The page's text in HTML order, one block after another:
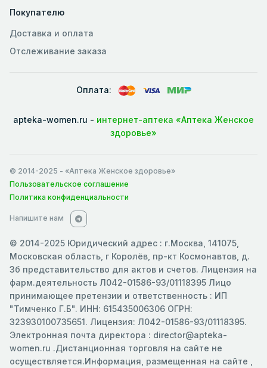
Покупателю
Доставка и оплата
Отслеживание заказа
Оплата:
apteka-women.ru - интернет-аптека «Аптека Женское
здоровье»
© 2014-2025 - «Аптека Женское здоровье»
Пользовательское соглашение
Политика конфиденциальности
Напишите нам
© 2014-2025 Юридический адрес : г.Москва, 141075,
Московская область, г Королёв, пр-кт Космонавтов, д.
3б представительство для актов и счетов. Лицензия на
фарм.деятельность Л042-01586-93/01118395 Лицо
принимающее претензии и ответственность : ИП
"Тимченко Г.Б". ИНН: 615435006306 ОГРН:
323930100735651. Лицензия: Л042-01586-93/01118395.
Электронная почта директора : director@apteka-
women.ru .Дистанционная торговля на сайте не
осуществляется.Информация, размещенная на сайте ,